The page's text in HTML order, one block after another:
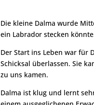
Die kleine Dalma wurde
ein Labrador stecken
Der Start ins Leben war für
Schicksal überlassen. Sie
zu uns kamen.
Dalma ist klug und lernt